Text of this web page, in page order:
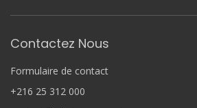
Contactez Nous
Formulaire de contact
+216 25 312 000